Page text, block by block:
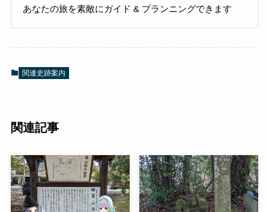
あなたの旅を素敵にガイド & プランニングできます
関連史跡案内
関連記事